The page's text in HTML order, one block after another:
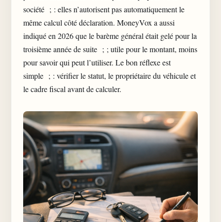
société ; : elles n’autorisent pas automatiquement le
même calcul côté déclaration. MoneyVox a aussi
indiqué en 2026 que le barème général était gelé pour la
troisième année de suite ; ; utile pour le montant, moins
pour savoir qui peut l’utiliser. Le bon réflexe est
simple ; : vérifier le statut, le propriétaire du véhicule et
le cadre fiscal avant de calculer.